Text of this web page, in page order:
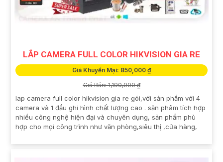
LẮP CAMERA FULL COLOR HIKVISION GIA RE
Giá Khuyến Mại: 850,000 ₫
Giá Bán: 1,190,000 ₫
lap camera full color hikvision gia re gói,với sản phẩm với 4
camera và 1 đầu ghi hình chất lượng cao . sản phâm tích hợp
nhiều công nghệ hiện đại và chuyên dụng, sản phẩm phù
hợp cho mọi công trình như văn phòng,siêu thị ,cửa hàng,